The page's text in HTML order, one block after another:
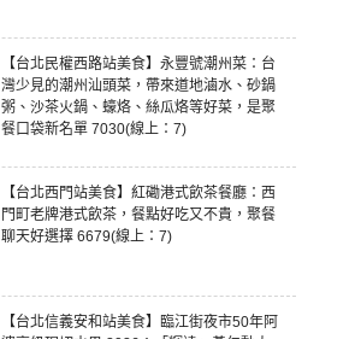
【台北民權西路站美食】永豐號潮州菜：台
灣少見的潮州汕頭菜，帶來道地滷水、砂鍋
粥、沙茶火鍋、蠔烙、絲瓜烙等好菜，是聚
餐口袋新名單 7030(線上：7)
【台北西門站美食】紅磡港式飲茶餐廳：西
門町老牌港式飲茶，餐點好吃又不貴，聚餐
聊天好選擇 6679(線上：7)
【台北信義安和站美食】臨江街夜市50年阿